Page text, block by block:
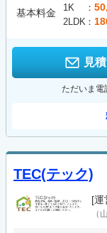
基本料金 1K
2LDK
見
ただいま電
TEC(テック)
[運
（